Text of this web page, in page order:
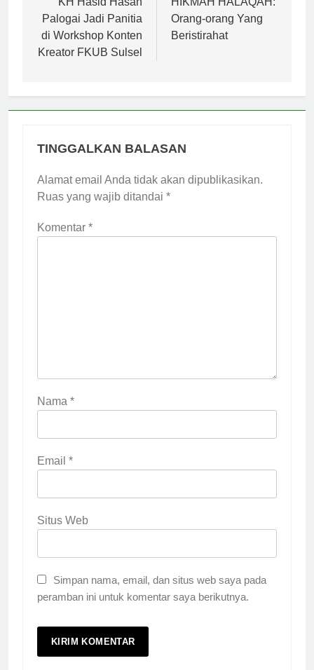
pos
Palogai Jadi Panitia
di Workshop Konten
Kreator FKUB Sulsel
Orang-orang Yang
Beristirahat
TINGGALKAN BALASAN
Alamat email Anda tidak akan dipublikasikan.
Ruas yang wajib ditandai *
Komentar *
Nama *
Email *
Situs Web
Simpan nama, email, dan situs web saya pada
peramban ini untuk komentar saya berikutnya.